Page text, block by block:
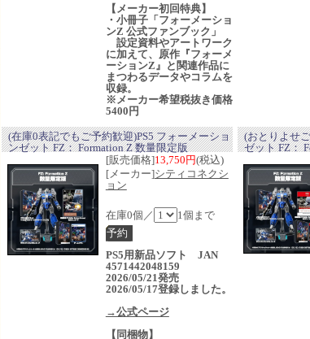
【メーカー初回特典】
・小冊子「フォーメーショ
ンZ 公式ファンブック」
設定資料やアートワーク
に加えて、原作『フォーメ
ーションZ』と関連作品に
まつわるデータやコラムを
収録。
※メーカー希望税抜き価格
5400円
(在庫0表記でもご予約歓迎)PS5 フォーメーショ
ンゼット FZ： Formation Z 数量限定版
[販売価格]13,750円(税込)
[メーカー]シティコネクシ
ョン
在庫0個／ 1個まで
PS5用新品ソフト JAN
4571442048159
2026/05/21発売
2026/05/17登録しました。
→公式ページ
【同梱物】
(おとりよせ
ゼット FZ：